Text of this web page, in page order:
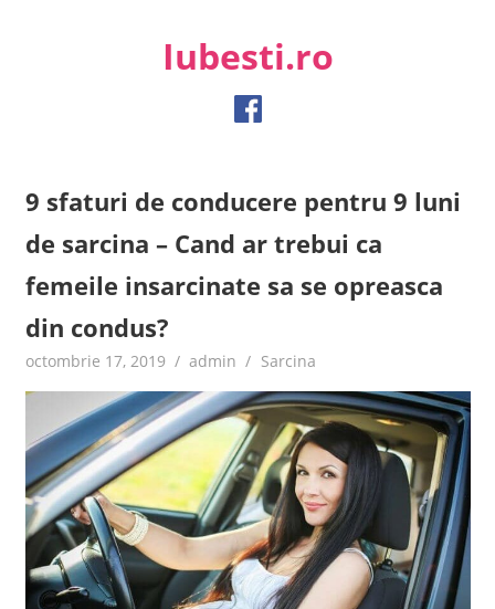
Iubesti.ro
Despre dragoste si moda, sanatate si diete, despre femeile
moderne de astazi
9 sfaturi de conducere pentru 9 luni
de sarcina – Cand ar trebui ca
femeile insarcinate sa se opreasca
din condus?
octombrie 17, 2019 admin Sarcina